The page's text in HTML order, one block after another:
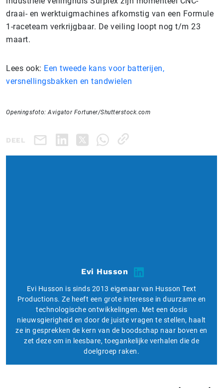
draai- en werktuigmachines afkomstig van een Formule
1-raceteam verkrijgbaar. De veiling loopt nog t/m 23
maart.
Lees ook: Een tweede kans voor batterijen,
versnellingsbakken en tandwielen
Openingsfoto: Avigator Fortuner/Shutterstock.com
DEEL
Evi Husson
Evi Husson is sinds 2013 eigenaar van Husson Text
Productions. Ze heeft een grote interesse in duurzame en
technologische ontwikkelingen. Met een dosis
nieuwsgierigheid en door de juiste vragen te stellen, haalt
ze in gesprekken de kern van de boodschap naar boven en
zet deze om in leesbare, toegankelijke verhalen die de
doelgroep raken.